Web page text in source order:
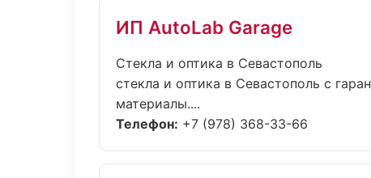
ИП AutoLab Garage
Стекла и оптика в Севастополь
стекла и оптика в Севастополь с
материалы....
Телефон: +7 (978) 368-33-66